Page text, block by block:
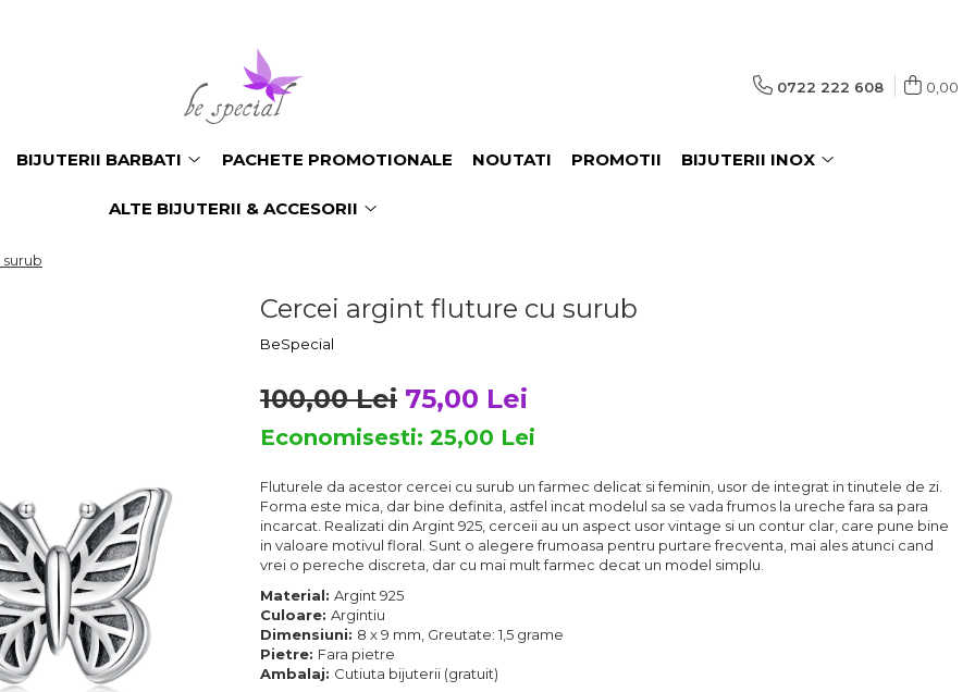
0722 222 608 0,00
BIJUTERII BARBATI PACHETE PROMOTIONALE NOUTATI PROMOTII BIJUTERII INOX
ALTE BIJUTERII & ACCESORII
Cercei argint fluture cu surub
BeSpecial
100,00 Lei 75,00 Lei
Economisesti: 25,00 Lei
Fluturele da acestor cercei cu surub un farmec delicat si feminin, usor de integrat in tinutele de zi.
Forma este mica, dar bine definita, astfel incat modelul sa se vada frumos la ureche fara sa para
incarcat. Realizati din Argint 925, cerceii au un aspect usor vintage si un contur clar, care pune bine
in valoare motivul floral. Sunt o alegere frumoasa pentru purtare frecventa, mai ales atunci cand
vrei o pereche discreta, dar cu mai mult farmec decat un model simplu.
Material: Argint 925
Culoare: Argintiu
Dimensiuni: 8 x 9 mm, Greutate: 1,5 grame
Pietre: Fara pietre
Ambalaj: Cutiuta bijuterii (gratuit)